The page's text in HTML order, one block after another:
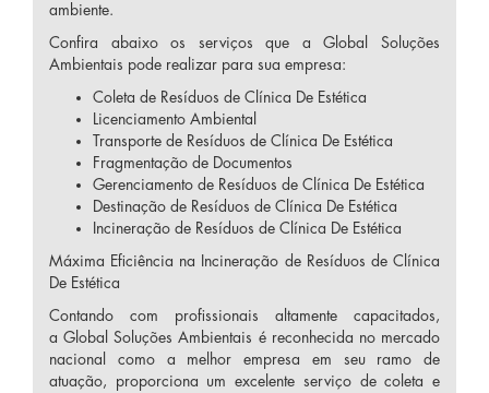
ambiente.
Confira abaixo os serviços que a Global Soluções
Ambientais pode realizar para sua empresa:
Coleta de Resíduos de Clínica De Estética
Licenciamento Ambiental
Transporte de Resíduos de Clínica De Estética
Fragmentação de Documentos
Gerenciamento de Resíduos de Clínica De Estética
Destinação de Resíduos de Clínica De Estética
Incineração de Resíduos de Clínica De Estética
Máxima Eficiência na Incineração de Resíduos de Clínica
De Estética
Contando com profissionais altamente capacitados,
a Global Soluções Ambientais é reconhecida no mercado
nacional como a melhor empresa em seu ramo de
atuação, proporciona um excelente serviço de coleta e